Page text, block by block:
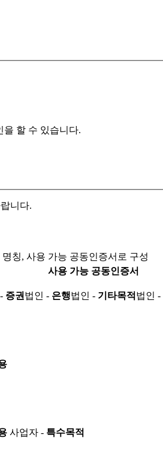
을 할 수 있습니다.
니다.
칭, 사용 가능 공동인증서로 구성
사용 가능 공동인증서
증권 법인 - 은행법인 - 기타목적 법인 -
사업자 - 특수목적